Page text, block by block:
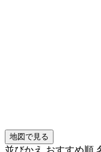
地図で見る